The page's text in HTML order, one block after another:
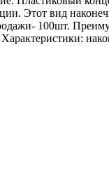
Этот вид
100шт.